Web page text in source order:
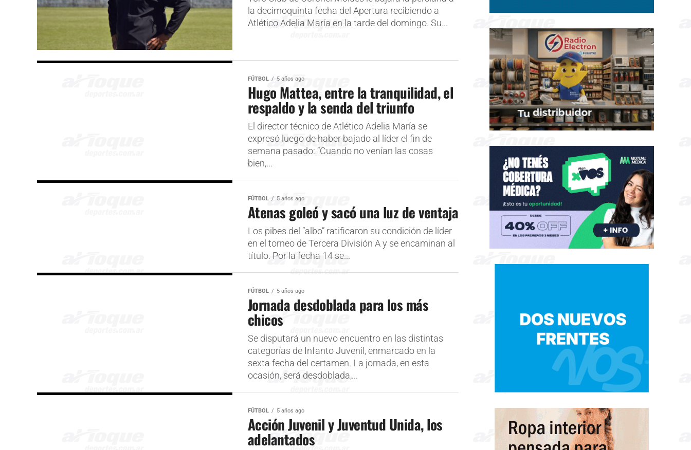
la decimoquinta fecha del Apertura recibiendo a
Atlético Adelia María en la tarde del domingo. Su...
FÚTBOL 5 años ago
Hugo Mattea, entre la tranquilidad, el
respaldo y la senda del triunfo
El director técnico de Atlético Adelia María se
expresó luego de haber bajado al líder el fin de
semana pasado: “Cuando no venían las cosas
bien,...
FÚTBOL 5 años ago
Atenas goleó y sacó una luz de ventaja
Los pibes del “albo” ratificaron su condición de líder
en el torneo de Tercera División A y se encaminan al
título. Por la fecha 14 se...
FÚTBOL 5 años ago
Jornada desdoblada para los más
chicos
Se disputará un nuevo encuentro en las distintas
categorías de Infanto Juvenil, enmarcado en la
sexta fecha del certamen. La jornada, en esta
ocasión, será desdoblada,...
FÚTBOL 5 años ago
Acción Juvenil y Juventud Unida, los
adelantados